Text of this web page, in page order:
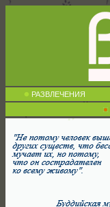
РАЗВЛЕЧЕНИЯ